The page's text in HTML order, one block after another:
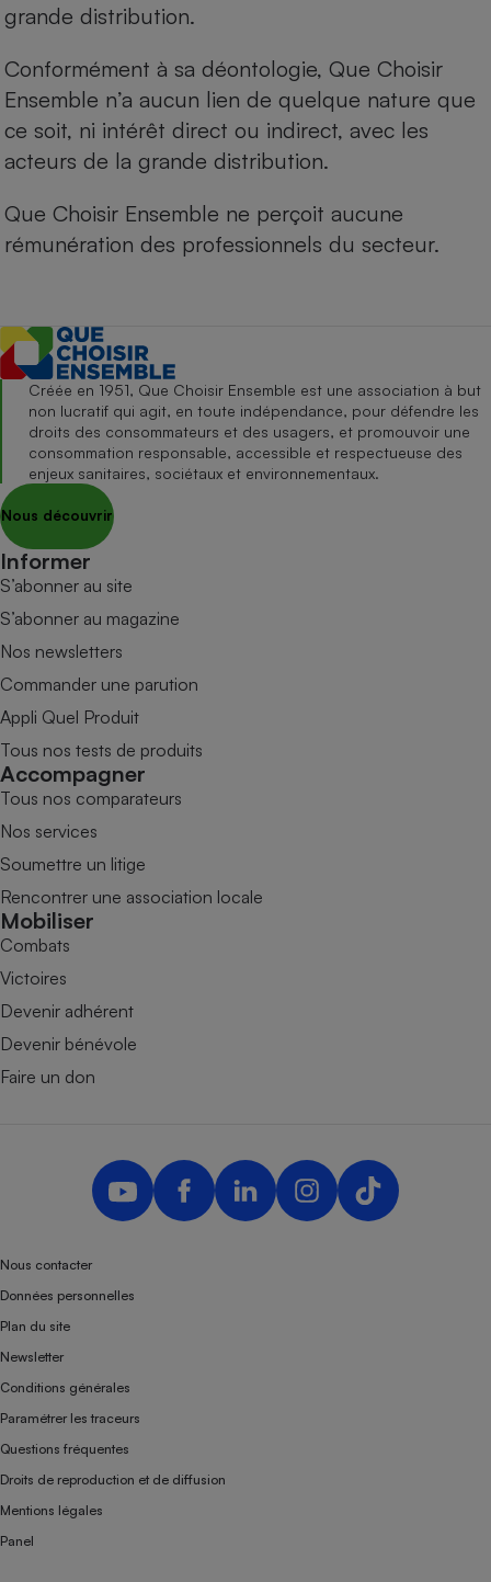
grande distribution.
Conformément à sa déontologie, Que Choisir
Ensemble n’a aucun lien de quelque nature que
ce soit, ni intérêt direct ou indirect, avec les
acteurs de la grande distribution.
Que Choisir Ensemble ne perçoit aucune
rémunération des professionnels du secteur.
Créée en 1951, Que Choisir Ensemble est une association à but
non lucratif qui agit, en toute indépendance, pour défendre les
droits des consommateurs et des usagers, et promouvoir une
consommation responsable, accessible et respectueuse des
enjeux sanitaires, sociétaux et environnementaux.
Nous découvrir
Informer
S’abonner au site
S’abonner au magazine
Nos newsletters
Commander une parution
Appli Quel Produit
Tous nos tests de produits
Accompagner
Tous nos comparateurs
Nos services
Soumettre un litige
Rencontrer une association locale
Mobiliser
Combats
Victoires
Devenir adhérent
Devenir bénévole
Faire un don
Nous contacter
Données personnelles
Plan du site
Newsletter
Conditions générales
Paramétrer les traceurs
Questions fréquentes
Droits de reproduction et de diffusion
Mentions légales
Panel